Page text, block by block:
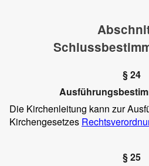
§ 24
Die Kirchenleitung kann zur
Kirchengesetzes
§ 25